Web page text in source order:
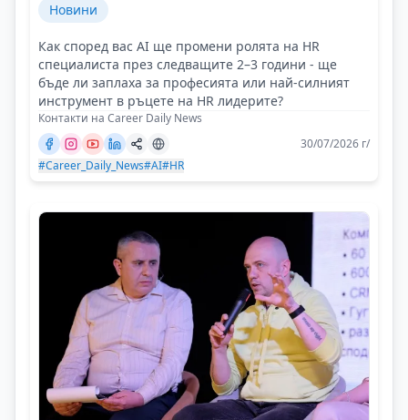
Новини
Как според вас AI ще промени ролята на HR
специалиста през следващите 2–3 години - ще
бъде ли заплаха за професията или най-силният
инструмент в ръцете на HR лидерите?
Контакти на Career Daily News
30/07/2026 г/
#Career_Daily_News#AI#HR